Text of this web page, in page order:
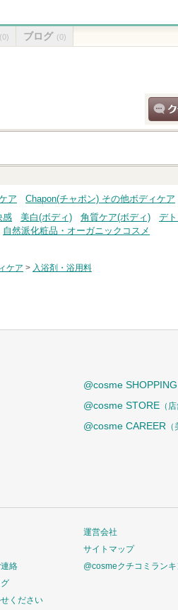
(0) ブログ (0)
ア Chapon(チャポン) その他ボディケア
感 美白(ボディ) 角質ケア(ボディ) デ
自然派化粧品・オーガニックコスメ
ケア > 入浴剤・浴用料
@cosme SHOPPING
@cosme STORE （
@cosme CAREER
絡
ください
運営会社
サイトマップ
@cosmeクチコミラン